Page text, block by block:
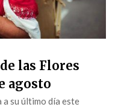
las Flores
agosto
a su último día este